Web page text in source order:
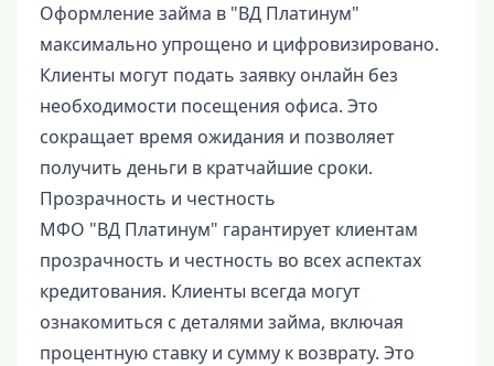
Оформление займа в "ВД Платинум"
максимально упрощено и цифровизировано.
Клиенты могут подать заявку онлайн без
необходимости посещения офиса. Это
сокращает время ожидания и позволяет
получить деньги в кратчайшие сроки.
Прозрачность и честность
МФО "ВД Платинум" гарантирует клиентам
прозрачность и честность во всех аспектах
кредитования. Клиенты всегда могут
ознакомиться с деталями займа, включая
процентную ставку и сумму к возврату. Это